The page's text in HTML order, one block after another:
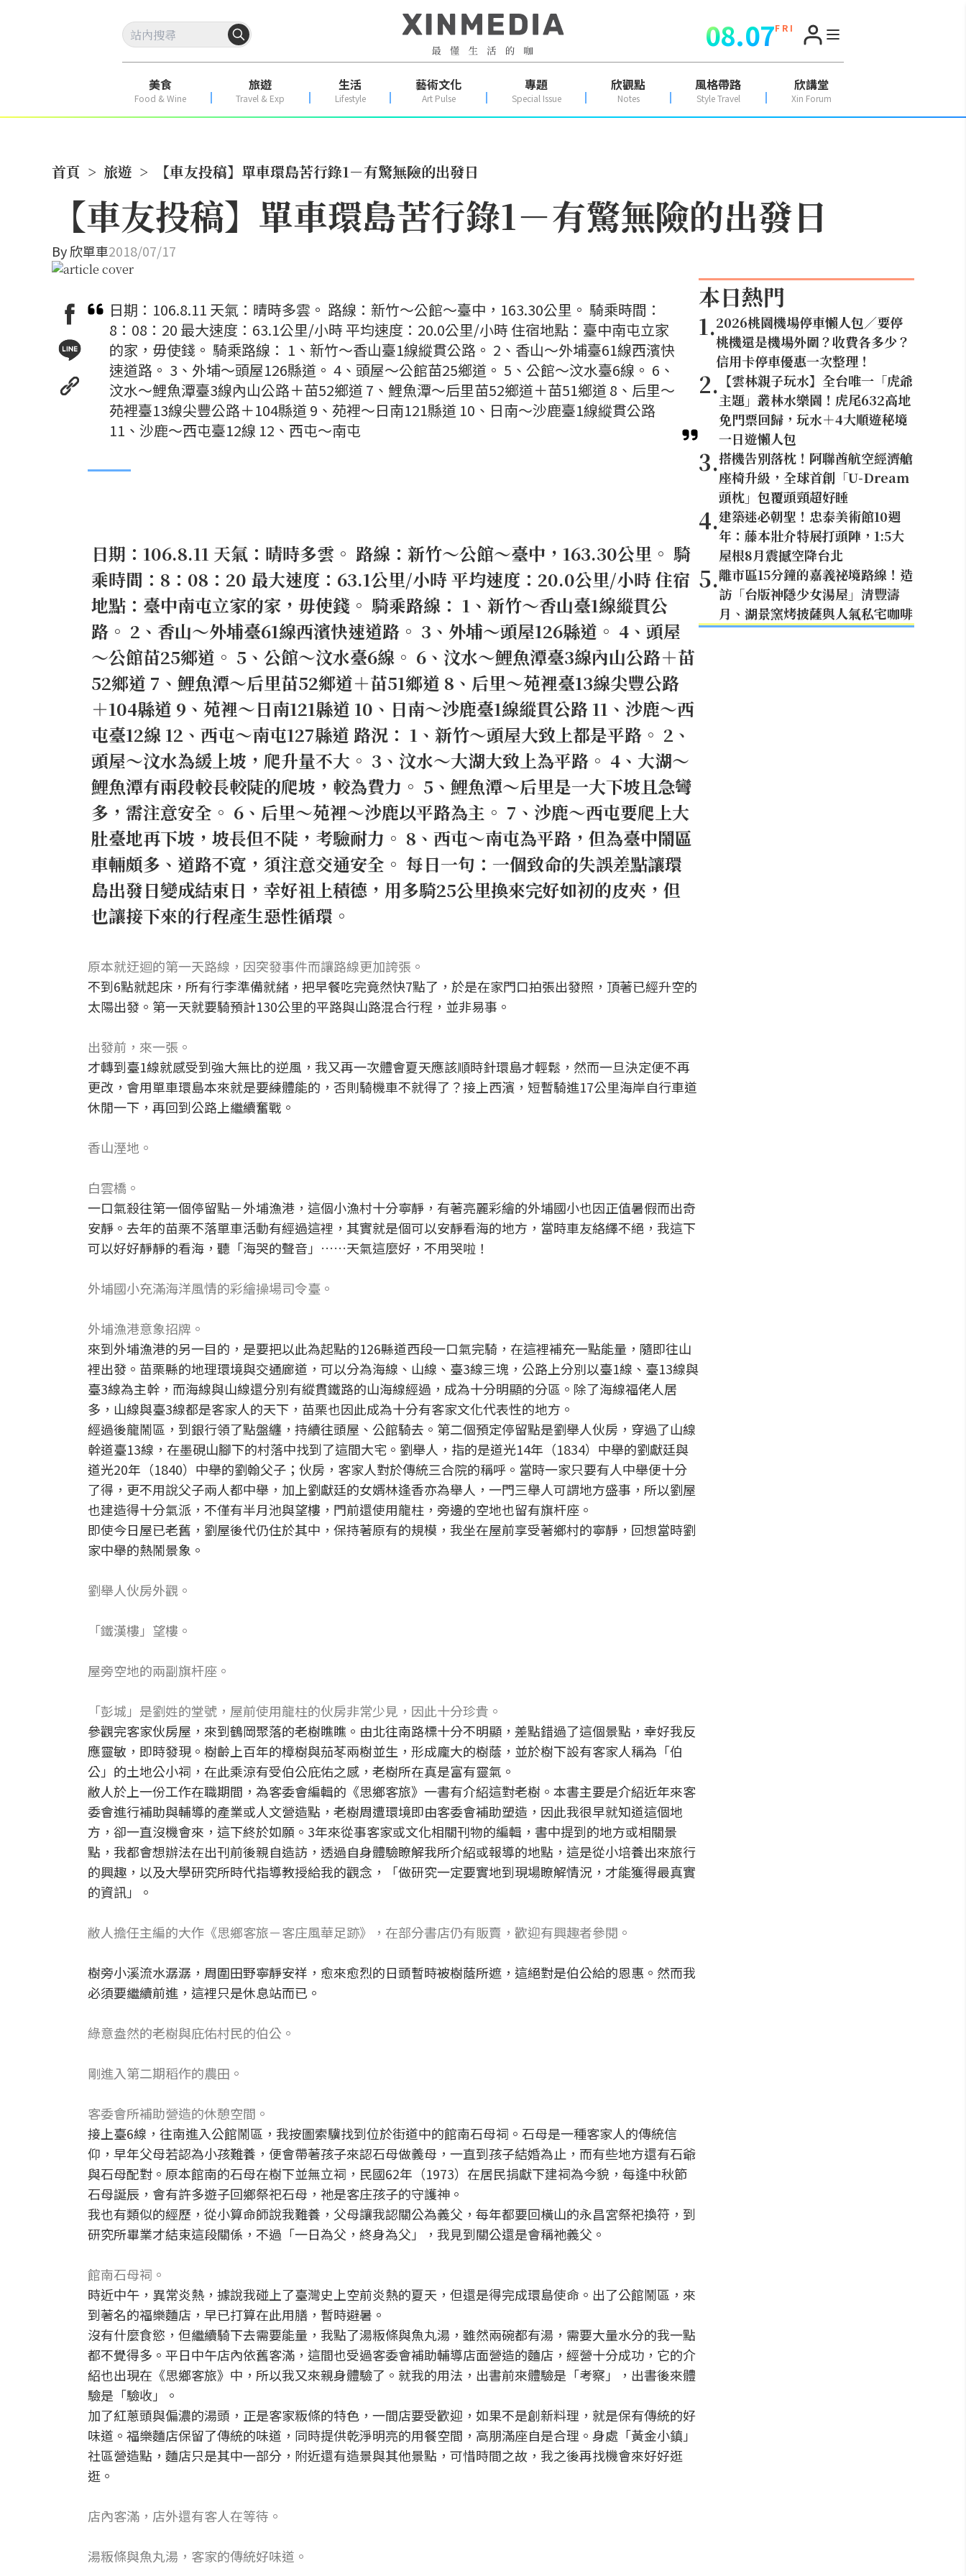
08.07F R I
美食
Food & Wine
旅遊
Travel & Exp
生活
Lifestyle
藝術文化
Art Pulse
專題
Special Issue
欣觀點
Notes
風格帶路
Style Travel
欣講堂
Xin Forum
首頁 > 旅遊 > 【車友投稿】單車環島苦行錄1－有驚無險的出發日
【車友投稿】單車環島苦行錄1－有驚無險的出發日
By欣單車2018/07/17
日期：106.8.11 天氣：晴時多雲。 路線：新竹～公館～臺中，163.30公里。 騎乘時間：
8：08：20 最大速度：63.1公里/小時 平均速度：20.0公里/小時 住宿地點：臺中南屯立家
的家，毋使錢。 騎乘路線： 1、新竹～香山臺1線縱貫公路。 2、香山～外埔臺61線西濱快
速道路。 3、外埔～頭屋126縣道。 4、頭屋～公館苗25鄉道。 5、公館～汶水臺6線。 6、
汶水～鯉魚潭臺3線內山公路＋苗52鄉道 7、鯉魚潭～后里苗52鄉道＋苗51鄉道 8、后里～
苑裡臺13線尖豐公路＋104縣道 9、苑裡～日南121縣道 10、日南～沙鹿臺1線縱貫公路
11、沙鹿～西屯臺12線 12、西屯～南屯
日期：106.8.11 天氣：晴時多雲。 路線：新竹～公館～臺中，163.30公里。 騎
乘時間：8：08：20 最大速度：63.1公里/小時 平均速度：20.0公里/小時 住宿
地點：臺中南屯立家的家，毋使錢。 騎乘路線： 1、新竹～香山臺1線縱貫公
路。 2、香山～外埔臺61線西濱快速道路。 3、外埔～頭屋126縣道。 4、頭屋
～公館苗25鄉道。 5、公館～汶水臺6線。 6、汶水～鯉魚潭臺3線內山公路＋苗
52鄉道 7、鯉魚潭～后里苗52鄉道＋苗51鄉道 8、后里～苑裡臺13線尖豐公路
＋104縣道 9、苑裡～日南121縣道 10、日南～沙鹿臺1線縱貫公路 11、沙鹿～西
屯臺12線 12、西屯～南屯127縣道 路況： 1、新竹～頭屋大致上都是平路。 2、
頭屋～汶水為緩上坡，爬升量不大。 3、汶水～大湖大致上為平路。 4、大湖～
鯉魚潭有兩段較長較陡的爬坡，較為費力。 5、鯉魚潭～后里是一大下坡且急彎
多，需注意安全。 6、后里～苑裡～沙鹿以平路為主。 7、沙鹿～西屯要爬上大
肚臺地再下坡，坡長但不陡，考驗耐力。 8、西屯～南屯為平路，但為臺中鬧區
車輛頗多、道路不寬，須注意交通安全。 每日一句：一個致命的失誤差點讓環
島出發日變成結束日，幸好祖上積德，用多騎25公里換來完好如初的皮夾，但
也讓接下來的行程產生惡性循環。
原本就迂迴的第一天路線，因突發事件而讓路線更加誇張。
不到6點就起床，所有行李準備就緒，把早餐吃完竟然快7點了，於是在家門口拍張出發照，頂著已經升空的
太陽出發。第一天就要騎預計130公里的平路與山路混合行程，並非易事。
出發前，來一張。
才轉到臺1線就感受到強大無比的逆風，我又再一次體會夏天應該順時針環島才輕鬆，然而一旦決定便不再
更改，會用單車環島本來就是要練體能的，否則騎機車不就得了？接上西濱，短暫騎進17公里海岸自行車道
休閒一下，再回到公路上繼續奮戰。
香山溼地。
白雲橋。
一口氣殺往第一個停留點－外埔漁港，這個小漁村十分寧靜，有著亮麗彩繪的外埔國小也因正值暑假而出奇
安靜。去年的苗栗不落單車活動有經過這裡，其實就是個可以安靜看海的地方，當時車友絡繹不絕，我這下
可以好好靜靜的看海，聽「海哭的聲音」……天氣這麼好，不用哭啦！
外埔國小充滿海洋風情的彩繪操場司令臺。
外埔漁港意象招牌。
來到外埔漁港的另一目的，是要把以此為起點的126縣道西段一口氣完騎，在這裡補充一點能量，隨即往山
裡出發。苗栗縣的地理環境與交通廊道，可以分為海線、山線、臺3線三塊，公路上分別以臺1線、臺13線與
臺3線為主幹，而海線與山線還分別有縱貫鐵路的山海線經過，成為十分明顯的分區。除了海線福佬人居
多，山線與臺3線都是客家人的天下，苗栗也因此成為十分有客家文化代表性的地方。
經過後龍鬧區，到銀行領了點盤纏，持續往頭屋、公館騎去。第二個預定停留點是劉舉人伙房，穿過了山線
幹道臺13線，在墨硯山腳下的村落中找到了這間大宅。劉舉人，指的是道光14年（1834）中舉的劉獻廷與
道光20年（1840）中舉的劉翰父子；伙房，客家人對於傳統三合院的稱呼。當時一家只要有人中舉便十分
了得，更不用說父子兩人都中舉，加上劉獻廷的女婿林逢香亦為舉人，一門三舉人可謂地方盛事，所以劉屋
也建造得十分氣派，不僅有半月池與望樓，門前還使用龍柱，旁邊的空地也留有旗杆座。
即使今日屋已老舊，劉屋後代仍住於其中，保持著原有的規模，我坐在屋前享受著鄉村的寧靜，回想當時劉
家中舉的熱鬧景象。
劉舉人伙房外觀。
「鐵漢樓」望樓。
屋旁空地的兩副旗杆座。
「彭城」是劉姓的堂號，屋前使用龍柱的伙房非常少見，因此十分珍貴。
參觀完客家伙房屋，來到鶴岡聚落的老樹瞧瞧。由北往南路標十分不明顯，差點錯過了這個景點，幸好我反
應靈敏，即時發現。樹齡上百年的樟樹與茄苳兩樹並生，形成龐大的樹蔭，並於樹下設有客家人稱為「伯
公」的土地公小祠，在此乘涼有受伯公庇佑之感，老樹所在真是富有靈氣。
敝人於上一份工作在職期間，為客委會編輯的《思鄉客旅》一書有介紹這對老樹。本書主要是介紹近年來客
委會進行補助與輔導的產業或人文營造點，老樹周遭環境即由客委會補助塑造，因此我很早就知道這個地
方，卻一直沒機會來，這下終於如願。3年來從事客家或文化相關刊物的編輯，書中提到的地方或相關景
點，我都會想辦法在出刊前後親自造訪，透過自身體驗瞭解我所介紹或報導的地點，這是從小培養出來旅行
的興趣，以及大學研究所時代指導教授給我的觀念，「做研究一定要實地到現場瞭解情況，才能獲得最真實
的資訊」。
敝人擔任主編的大作《思鄉客旅－客庄風華足跡》，在部分書店仍有販賣，歡迎有興趣者參閱。
樹旁小溪流水潺潺，周圍田野寧靜安祥，愈來愈烈的日頭暫時被樹蔭所遮，這絕對是伯公給的恩惠。然而我
必須要繼續前進，這裡只是休息站而已。
綠意盎然的老樹與庇佑村民的伯公。
剛進入第二期稻作的農田。
客委會所補助營造的休憩空間。
接上臺6線，往南進入公館鬧區，我按圖索驥找到位於街道中的館南石母祠。石母是一種客家人的傳統信
仰，早年父母若認為小孩難養，便會帶著孩子來認石母做義母，一直到孩子結婚為止，而有些地方還有石爺
與石母配對。原本館南的石母在樹下並無立祠，民國62年（1973）在居民捐獻下建祠為今貌，每逢中秋節
石母誕辰，會有許多遊子回鄉祭祀石母，祂是客庄孩子的守護神。
我也有類似的經歷，從小算命師說我難養，父母讓我認關公為義父，每年都要回橫山的永昌宮祭祀換符，到
研究所畢業才結束這段關係，不過「一日為父，終身為父」，我見到關公還是會稱祂義父。
館南石母祠。
時近中午，異常炎熱，據說我碰上了臺灣史上空前炎熱的夏天，但還是得完成環島使命。出了公館鬧區，來
到著名的福樂麵店，早已打算在此用膳，暫時避暑。
沒有什麼食慾，但繼續騎下去需要能量，我點了湯粄條與魚丸湯，雖然兩碗都有湯，需要大量水分的我一點
都不覺得多。平日中午店內依舊客滿，這間也受過客委會補助輔導店面營造的麵店，經營十分成功，它的介
紹也出現在《思鄉客旅》中，所以我又來親身體驗了。就我的用法，出書前來體驗是「考察」，出書後來體
驗是「驗收」。
加了紅蔥頭與偏濃的湯頭，正是客家粄條的特色，一間店要受歡迎，如果不是創新料理，就是保有傳統的好
味道。福樂麵店保留了傳統的味道，同時提供乾淨明亮的用餐空間，高朋滿座自是合理。身處「黃金小鎮」
社區營造點，麵店只是其中一部分，附近還有造景與其他景點，可惜時間之故，我之後再找機會來好好逛
逛。
店內客滿，店外還有客人在等待。
湯粄條與魚丸湯，客家的傳統好味道。
本日熱門
1.2026桃園機場停車懶人包／要停
桃機還是機場外圍？收費各多少？
信用卡停車優惠一次整理！
2. 【雲林親子玩水】全台唯一「虎爺
主題」叢林水樂園！虎尾632高地
免門票回歸，玩水＋4大順遊秘境
一日遊懶人包
3.搭機告別落枕！阿聯酋航空經濟艙
座椅升級，全球首創「U-Dream
頭枕」包覆頭頸超好睡
4.建築迷必朝聖！忠泰美術館10週
年：藤本壯介特展打頭陣，1:5大
屋根8月震撼空降台北
5.離市區15分鐘的嘉義祕境路線！造
訪「台版神隱少女湯屋」清豐濤
月、湖景窯烤披薩與人氣私宅咖啡